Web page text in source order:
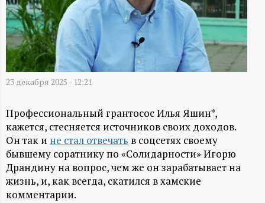
А
Й
Д
Н
-
и
23 декабря 2025 - 12:21
Профессиональный грантосос Илья Яшин*,
кажется, стесняется источников своих доходов.
Он так и не стал отвечать в соцсетях своему
бывшему соратнику по «Солидарности» Игорю
Драндину на вопрос, чем же он зарабатывает на
жизнь, и, как всегда, скатился в хамские
комментарии.